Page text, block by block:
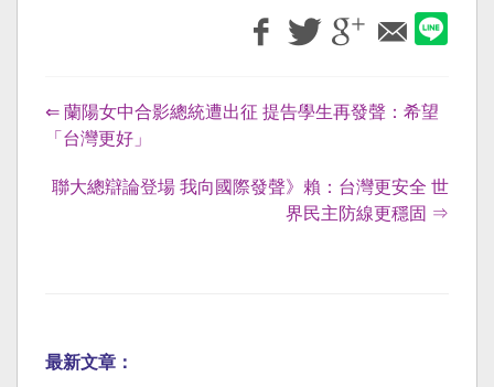
⇐ 蘭陽女中合影總統遭出征 提告學生再發聲：希望
「台灣更好」
聯大總辯論登場 我向國際發聲》賴：台灣更安全 世
界民主防線更穩固 ⇒
最新文章：